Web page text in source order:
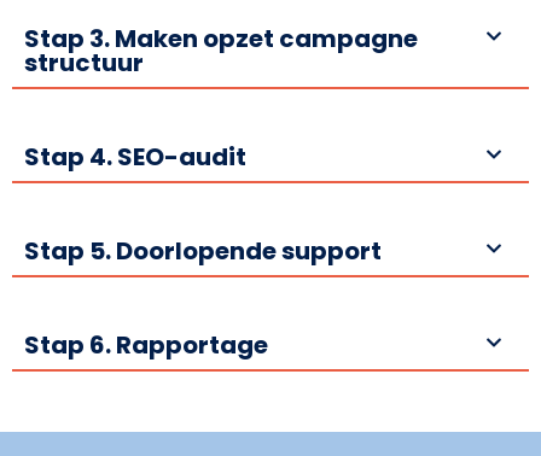
Stap 3. Maken opzet campagne
structuur
Stap 4. SEO-audit
Stap 5. Doorlopende support
Stap 6. Rapportage